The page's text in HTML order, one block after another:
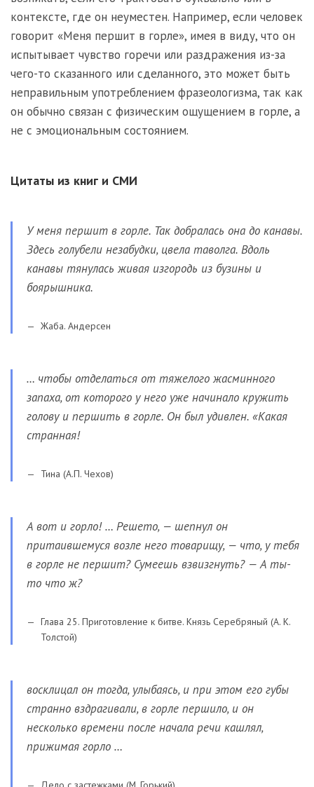
контексте, где он неуместен. Например, если человек
говорит «Меня першит в горле», имея в виду, что он
испытывает чувство горечи или раздражения из-за
чего-то сказанного или сделанного, это может быть
неправильным употреблением фразеологизма, так как
он обычно связан с физическим ощущением в горле, а
не с эмоциональным состоянием.
Цитаты из книг и СМИ
У меня першит в горле. Так добралась она до канавы.
Здесь голубели незабудки, цвела таволга. Вдоль
канавы тянулась живая изгородь из бузины и
боярышника.
Жаба. Андерсен
… чтобы отделаться от тяжелого жасминного
запаха, от которого у него уже начинало кружить
голову и першить в горле. Он был удивлен. «Какая
странная!
Тина (А.П. Чехов)
А вот и горло! … Решето, — шепнул он
притаившемуся возле него товарищу, — что, у тебя
в горле не першит? Сумеешь взвизгнуть? — А ты-
то что ж?
Глава 25. Приготовление к битве. Князь Серебряный (А. К.
Толстой)
восклицал он тогда, улыбаясь, и при этом его губы
странно вздрагивали, в горле першило, и он
несколько времени после начала речи кашлял,
прижимая горло …